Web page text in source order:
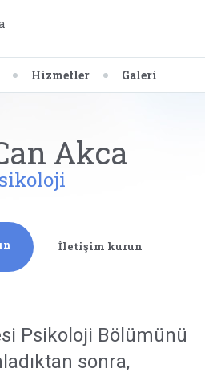
Hizmetler Galeri
Akca
İletişim kurun
Psikoloji Bölümünü
sonra,